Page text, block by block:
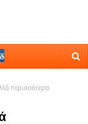
περισσότερα